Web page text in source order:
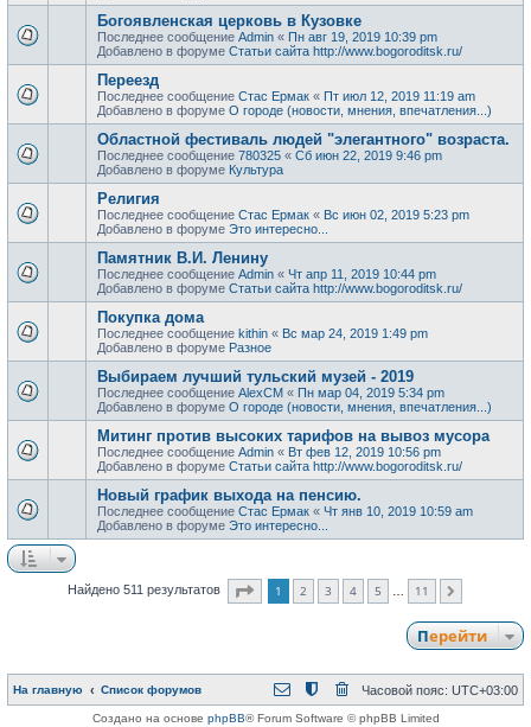
Богоявленская церковь в Кузовке
Последнее сообщение Admin « Пн авг 19, 2019 10:39 pm
Добавлено в форуме Статьи сайта http://www.bogoroditsk.ru/
Переезд
Последнее сообщение Стас Ермак « Пт июл 12, 2019 11:19 am
Добавлено в форуме О городе (новости, мнения, впечатления...)
Областной фестиваль людей "элегантного" возраста.
Последнее сообщение 780325 « Сб июн 22, 2019 9:46 pm
Добавлено в форуме Культура
Религия
Последнее сообщение Стас Ермак « Вс июн 02, 2019 5:23 pm
Добавлено в форуме Это интересно...
Памятник В.И. Ленину
Последнее сообщение Admin « Чт апр 11, 2019 10:44 pm
Добавлено в форуме Статьи сайта http://www.bogoroditsk.ru/
Покупка дома
Последнее сообщение kithin « Вс мар 24, 2019 1:49 pm
Добавлено в форуме Разное
Выбираем лучший тульский музей - 2019
Последнее сообщение AlexCM « Пн мар 04, 2019 5:34 pm
Добавлено в форуме О городе (новости, мнения, впечатления...)
Митинг против высоких тарифов на вывоз мусора
Последнее сообщение Admin « Вт фев 12, 2019 10:56 pm
Добавлено в форуме Статьи сайта http://www.bogoroditsk.ru/
Новый график выхода на пенсию.
Последнее сообщение Стас Ермак « Чт янв 10, 2019 10:59 am
Добавлено в форуме Это интересно...
Найдено 511 результатов Страница из
1 2 3 4 5 11
Перейти
На главную Список форумов Часовой пояс: UTC+03:00
Создано на основе phpBB® Forum Software © phpBB Limited